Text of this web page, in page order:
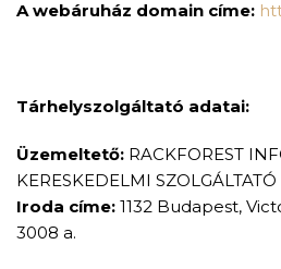
A webáruház domain címe:
Tárhelyszolgáltató adatai:
Üzemeltető: RACKFOREST
KERESKEDELMI
Iroda címe: 1132 Budapest,
3008 a.